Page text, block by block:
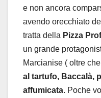
e non ancora
avendo orecchiato
tratta della Pizza
un grande
Marcianise ( oltre
al tartufo, Baccalà,
affumicata. Poche